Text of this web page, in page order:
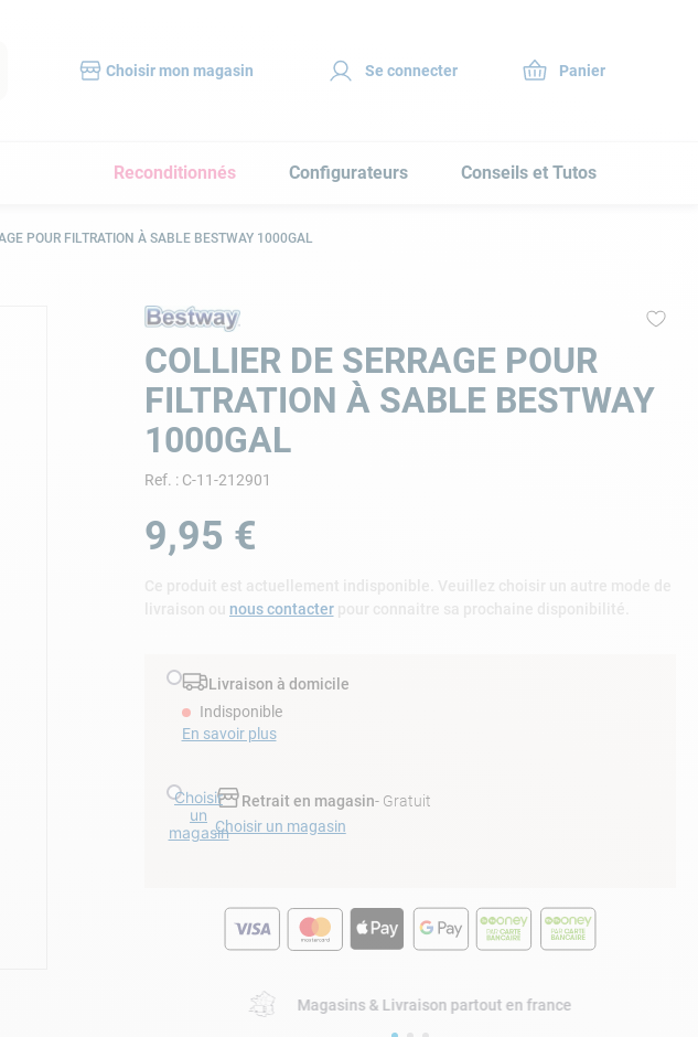
Choisir mon magasin Se connecter
Reconditionnés Configurateurs Conseils et Tutos
POUR FILTRATION À SABLE BESTWAY 1000GAL
COLLIER DE SERRAGE POUR
FILTRATION À SABLE BESTWAY
1000GAL
Ref. : C-11-212901
9,95 €
nous contacterpour connaitre sa prochaine disponibilité.
Livraison à domicile
Indisponible
En savoir plus
Choisir
un
magasin
Retrait en magasin- Gratuit
Choisir un magasin
Magasins & Livraison partout en france